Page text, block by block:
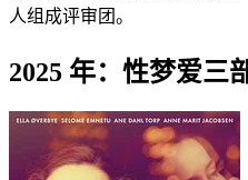
人组成评审团。
2025 年：性梦爱三